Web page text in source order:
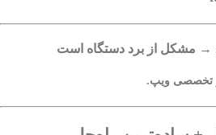
تخصصی ویپ.